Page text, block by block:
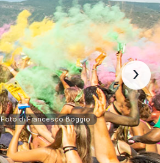
Foto di Francesco Boggio
›